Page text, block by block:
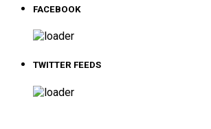
FACEBOOK
TWITTER FEEDS